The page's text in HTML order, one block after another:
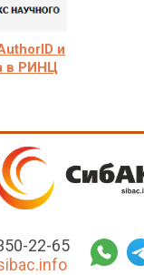
и
в РИНЦ
22-65